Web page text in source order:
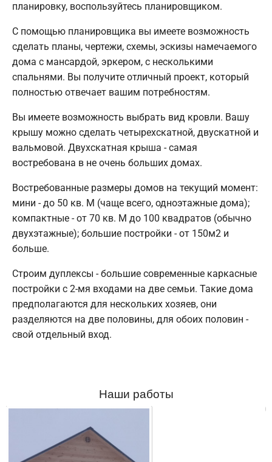
планировку, воспользуйтесь планировщиком.
С помощью планировщика вы имеете возможность
сделать планы, чертежи, схемы, эскизы намечаемого
дома с мансардой, эркером, с несколькими
спальнями. Вы получите отличный проект, который
полностью отвечает вашим потребностям.
Вы имеете возможность выбрать вид кровли. Вашу
крышу можно сделать четырехскатной, двускатной и
вальмовой. Двухскатная крыша - самая
востребована в не очень больших домах.
Востребованные размеры домов на текущий момент:
мини - до 50 кв. М (чаще всего, одноэтажные дома);
компактные - от 70 кв. М до 100 квадратов (обычно
двухэтажные); большие постройки - от 150м2 и
больше.
Строим дуплексы - большие современные каркасные
постройки с 2-мя входами на две семьи. Такие дома
предполагаются для нескольких хозяев, они
разделяются на две половины, для обоих половин -
свой отдельный вход.
Наши работы